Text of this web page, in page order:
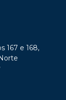
167 e 168,